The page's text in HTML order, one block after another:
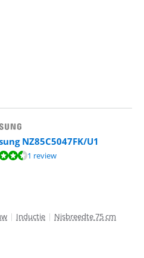
NZ85C5047FK/U1
op 1 review.
1 review
| Inductie | Nisbreedte 75 cm